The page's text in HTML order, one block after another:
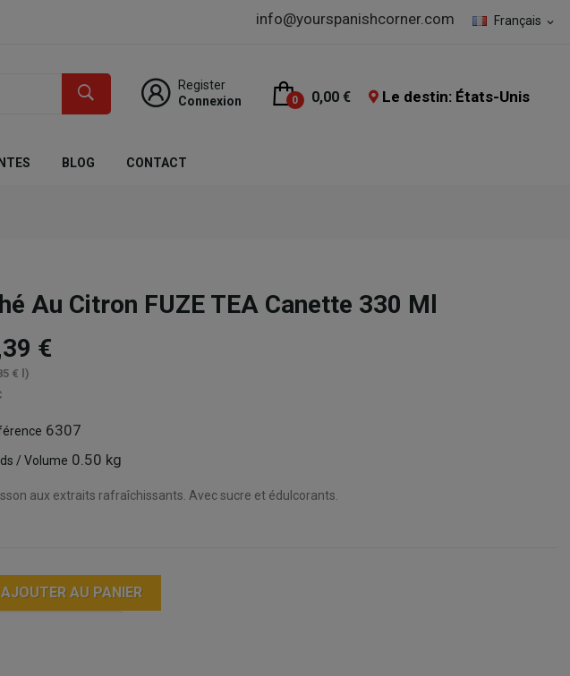
Français expand_more
info@yourspanishcorner.com
Register
Connexion
0 0,00 € Le destin: États-Unis
BLOG CONTACT
Au Citron FUZE TEA Canette 330 Ml
€
€ l)
6307
/ Volume 0.50 kg
aux extraits rafraîchissants. Avec sucre et édulcorants.
AJOUTER AU PANIER